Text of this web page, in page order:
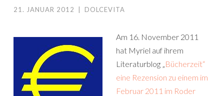
21. JANUAR 2012 DOLCEVITA
Am 16. November 2011
hat Myriel auf ihrem
Literaturblog „Bücherzeit“
eine Rezension zu einem im
Februar 2011 im Roder